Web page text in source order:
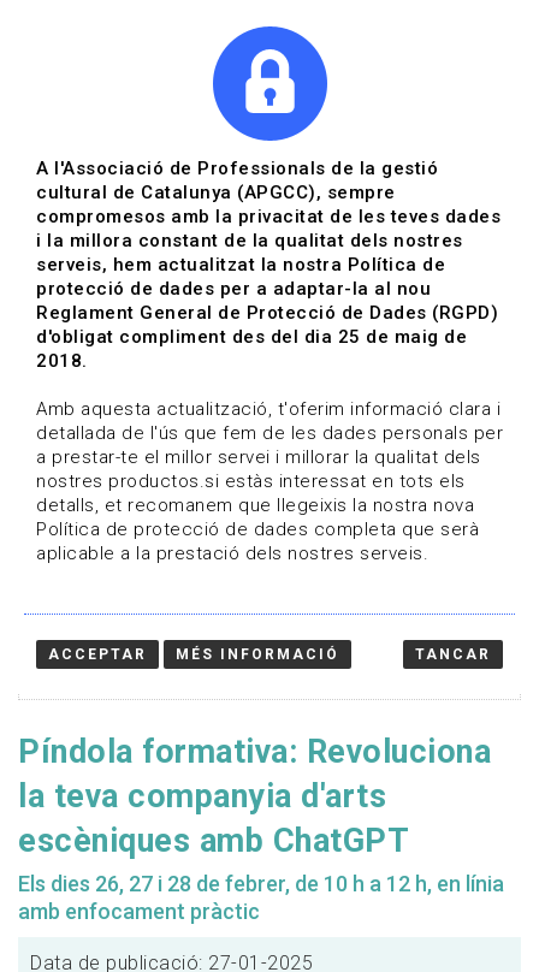
Agenda | Arts escèniques
Data de publicació: 27-01-2025
HOME
Píndola formativa: Revoluciona
la teva companyia d'arts
escèniques amb ChatGPT
Els dies 26, 27 i 28 de febrer, de 10 h a 12 h, en línia
amb enfocament pràctic
Data de publicació: 27-01-2025
A l'Associació de Professionals de la gestió
cultural de Catalunya (APGCC), sempre
compromesos amb la privacitat de les teves dades
i la millora constant de la qualitat dels nostres
serveis, hem actualitzat la nostra Política de
protecció de dades per a adaptar-la al nou
Reglament General de Protecció de Dades (RGPD)
d'obligat compliment des del dia 25 de maig de
2018.
Amb aquesta actualització, t'oferim informació clara i
detallada de l'ús que fem de les dades personals per
a prestar-te el millor servei i millorar la qualitat dels
nostres productos.si estàs interessat en tots els
detalls, et recomanem que llegeixis la nostra nova
Política de protecció de dades completa que serà
aplicable a la prestació dels nostres serveis.
ACCEPTAR MÉS INFORMACIÓ TANCAR